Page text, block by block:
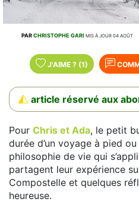
PARCHRISTOPHE GARI MIS À JOUR 04 AOÛT
J'AIME ? (1)
article réservé aux
Pour Chris et Ada, le petit
durée d’un voyage à pied ou
philosophie de vie qui
partagent leur expérience
Compostelle et quelques
heureuse.